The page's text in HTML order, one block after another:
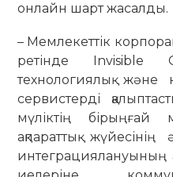
онлайн шарт жасалды.
– Мемлекеттік
ретінде Invisible
технологиялық және
сервистерді
мүліктің бірыңғай
ақпараттық жүйесінің
интеграциялануының